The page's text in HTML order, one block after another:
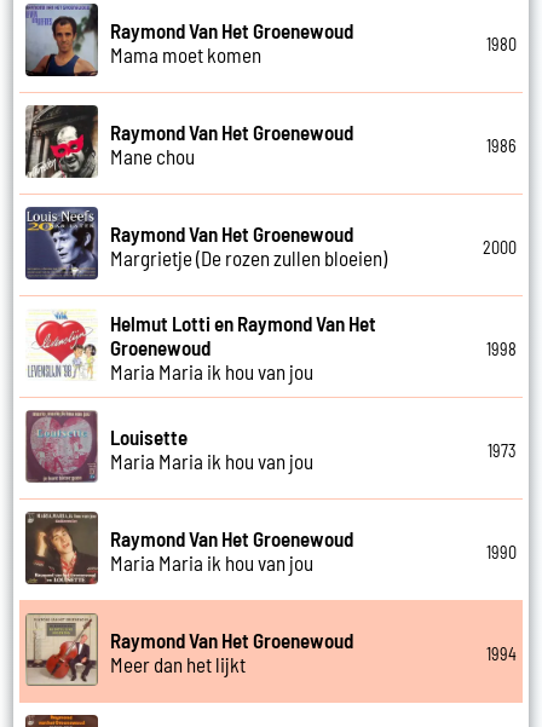
Raymond Van Het Groenewoud
Mama moet komen
1980
Raymond Van Het Groenewoud
Mane chou
1986
Raymond Van Het Groenewoud
Margrietje (De rozen zullen bloeien)
2000
Helmut Lotti en Raymond Van Het
Groenewoud
Maria Maria ik hou van jou
1998
Louisette
Maria Maria ik hou van jou
1973
Raymond Van Het Groenewoud
Maria Maria ik hou van jou
1990
Raymond Van Het Groenewoud
Meer dan het lijkt
1994